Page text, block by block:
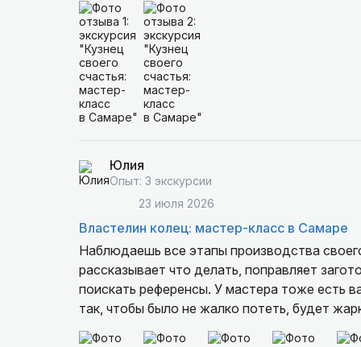
Юлия
Опыт: 3 экскурсии
23 июля 2026
Властелин колец: мастер-класс в Самаре
Наблюдаешь все этапы производства
рассказывает что делать, поправляет
поискать референсы. У мастера тоже есть
так, чтобы было не жалко потеть, будет